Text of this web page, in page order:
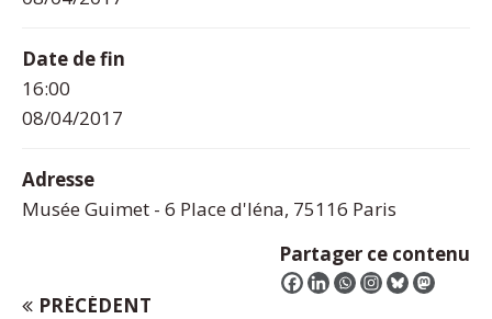
Date de fin
16:00
08/04/2017
Adresse
Musée Guimet - 6 Place d'Iéna, 75116 Paris
Partager ce contenu
PRÉCÉDENT